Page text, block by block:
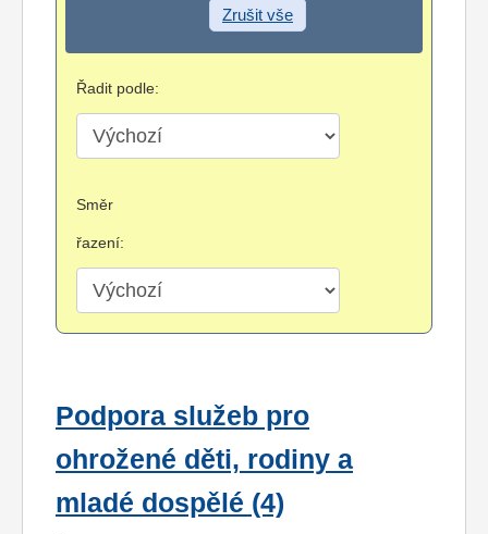
Zrušit vše
Řadit podle:
Směr
řazení:
Podpora služeb pro
ohrožené děti, rodiny a
mladé dospělé (4)